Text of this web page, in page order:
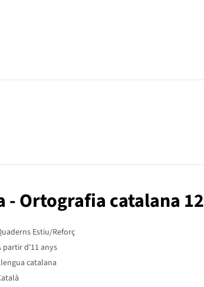
- Ortografia catalana 12
Estiu/Reforç
partir d'11 anys
catalana